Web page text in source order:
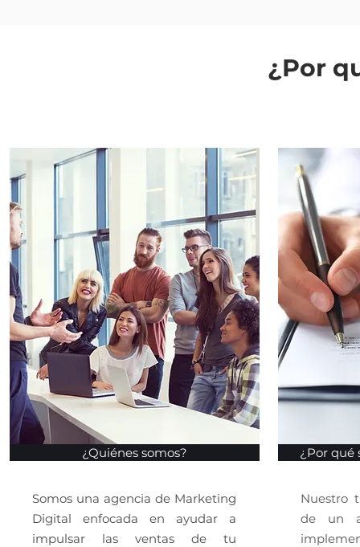
¿Por
¿Quiénes somos?
Somos una agencia de Marketing
Digital enfocada en ayudar a
impulsar las ventas de tu
¿Por qué
Nuestro
de un